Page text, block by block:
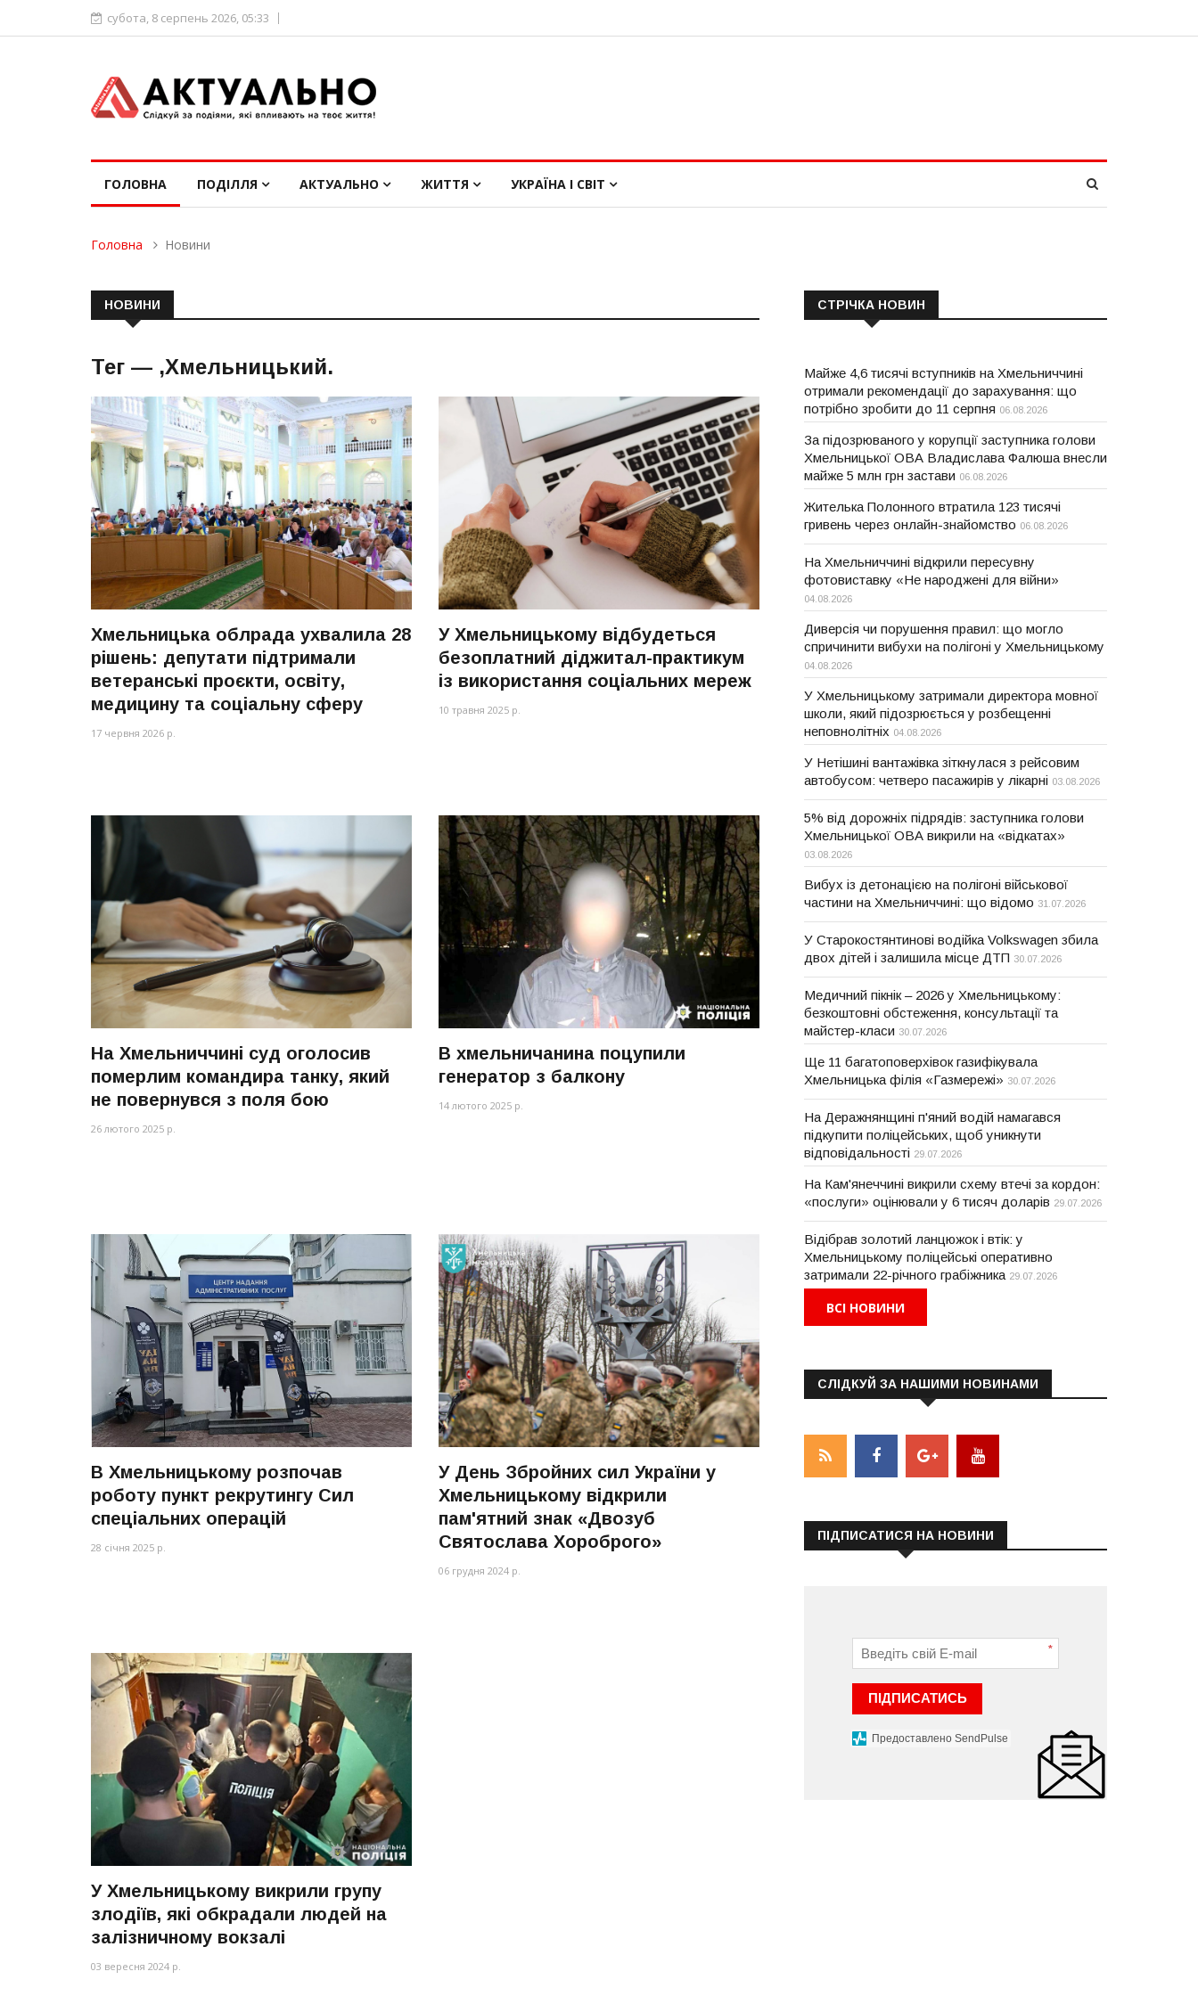
субота, 8 серпень 2026, 05:33
ГОЛОВНА ПОДІЛЛЯ АКТУАЛЬНО ЖИТТЯ УКРАЇНА І СВІТ
Головна Новини
НОВИНИ
Тег — ,Хмельницький.
Хмельницька облрада ухвалила 28
рішень: депутати підтримали
ветеранські проєкти, освіту,
медицину та соціальну сферу
17 червня 2026 р.
У Хмельницькому відбудеться
безоплатний діджитал-практикум
із використання соціальних мереж
10 травня 2025 р.
На Хмельниччині суд оголосив
померлим командира танку, який
не повернувся з поля бою
26 лютого 2025 р.
В хмельничанина поцупили
генератор з балкону
14 лютого 2025 р.
В Хмельницькому розпочав
роботу пункт рекрутингу Сил
спеціальних операцій
28 січня 2025 р.
У День Збройних сил України у
Хмельницькому відкрили
пам'ятний знак «Двозуб
Святослава Хороброго»
06 грудня 2024 р.
У Хмельницькому викрили групу
злодіїв, які обкрадали людей на
залізничному вокзалі
03 вересня 2024 р.
СТРІЧКА НОВИН
Майже 4,6 тисячі вступників на Хмельниччині
отримали рекомендації до зарахування: що
потрібно зробити до 11 серпня 06.08.2026
За підозрюваного у корупції заступника голови
Хмельницької ОВА Владислава Фалюша внесли
майже 5 млн грн застави 06.08.2026
Жителька Полонного втратила 123 тисячі
гривень через онлайн-знайомство 06.08.2026
На Хмельниччині відкрили пересувну
фотовиставку «Не народжені для війни»
04.08.2026
Диверсія чи порушення правил: що могло
спричинити вибухи на полігоні у Хмельницькому
04.08.2026
У Хмельницькому затримали директора мовної
школи, який підозрюється у розбещенні
неповнолітніх 04.08.2026
У Нетішині вантажівка зіткнулася з рейсовим
автобусом: четверо пасажирів у лікарні 03.08.2026
5% від дорожніх підрядів: заступника голови
Хмельницької ОВА викрили на «відкатах»
03.08.2026
Вибух із детонацією на полігоні військової
частини на Хмельниччині: що відомо 31.07.2026
У Старокостянтинові водійка Volkswagen збила
двох дітей і залишила місце ДТП 30.07.2026
Медичний пікнік – 2026 у Хмельницькому:
безкоштовні обстеження, консультації та
майстер-класи 30.07.2026
Ще 11 багатоповерхівок газифікувала
Хмельницька філія «Газмережі» 30.07.2026
На Деражнянщині п'яний водій намагався
підкупити поліцейських, щоб уникнути
відповідальності 29.07.2026
На Кам'янеччині викрили схему втечі за кордон:
«послуги» оцінювали у 6 тисяч доларів 29.07.2026
Відібрав золотий ланцюжок і втік: у
Хмельницькому поліцейські оперативно
затримали 22-річного грабіжника 29.07.2026
ВСІ НОВИНИ
СЛІДКУЙ ЗА НАШИМИ НОВИНАМИ
ПІДПИСАТИСЯ НА НОВИНИ
*
ПІДПИСАТИСЬ
Предоставлено SendPulse